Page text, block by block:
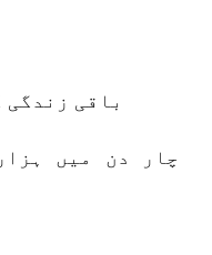
باقی
چار دن میں